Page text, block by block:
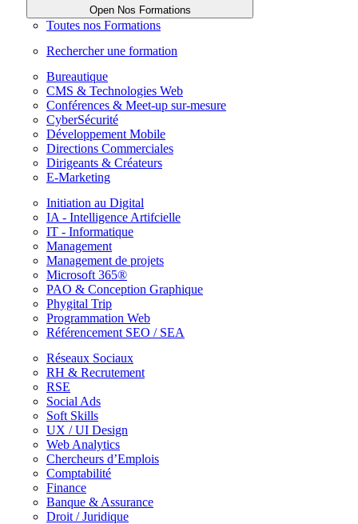
Open Nos Formations
Toutes nos Formations
Rechercher une formation
Bureautique
CMS & Technologies Web
Conférences & Meet-up sur-mesure
CyberSécurité
Développement Mobile
Directions Commerciales
Dirigeants & Créateurs
E-Marketing
Initiation au Digital
IA - Intelligence Artifcielle
IT - Informatique
Management
Management de projets
Microsoft 365®
PAO & Conception Graphique
Phygital Trip
Programmation Web
Référencement SEO / SEA
Réseaux Sociaux
RH & Recrutement
RSE
Social Ads
Soft Skills
UX / UI Design
Web Analytics
Chercheurs d’Emplois
Comptabilité
Finance
Banque & Assurance
Droit / Juridique